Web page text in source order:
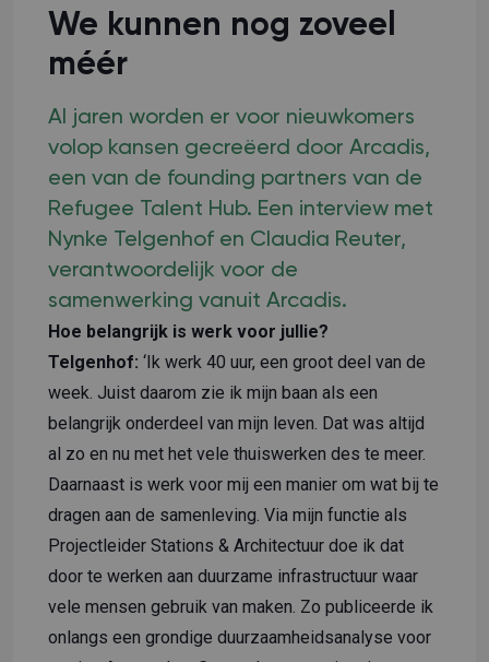
We kunnen nog zoveel
méér
Al jaren worden er voor nieuwkomers
volop kansen gecreëerd door Arcadis,
een van de founding partners van de
Refugee Talent Hub. Een interview met
Nynke Telgenhof en Claudia Reuter,
verantwoordelijk voor de
samenwerking vanuit Arcadis.
Hoe belangrijk is werk voor jullie?
Telgenhof: ‘Ik werk 40 uur, een groot deel van de
week. Juist daarom zie ik mijn baan als een
belangrijk onderdeel van mijn leven. Dat was altijd
al zo en nu met het vele thuiswerken des te meer.
Daarnaast is werk voor mij een manier om wat bij te
dragen aan de samenleving. Via mijn functie als
Projectleider Stations & Architectuur doe ik dat
door te werken aan duurzame infrastructuur waar
vele mensen gebruik van maken. Zo publiceerde ik
onlangs een grondige duurzaamheidsanalyse voor